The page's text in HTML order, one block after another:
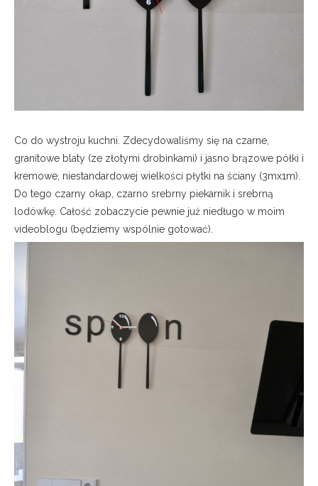
Co do wystroju kuchni. Zdecydowaliśmy się na czarne,
granitowe blaty (ze złotymi drobinkami) i jasno brązowe półki i
kremowe, niestandardowej wielkości płytki na ściany (3mx1m).
Do tego czarny okap, czarno srebrny piekarnik i srebrną
lodówkę. Całość zobaczycie pewnie już niedługo w moim
videoblogu (będziemy wspólnie gotować).